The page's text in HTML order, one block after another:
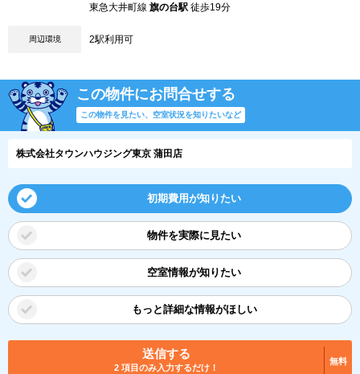
東急大井町線 旗の台駅 徒歩19分
周辺環境 2駅利用可
この物件にお問合せする
この物件を見たい、空室状況を知りたいなど
株式会社タウンハウジング東京 蒲田店
初期費用が知りたい
物件を実際に見たい
空室情報が知りたい
もっと詳細な情報がほしい
送信する
2 項目のみ入力するだけ！
無料